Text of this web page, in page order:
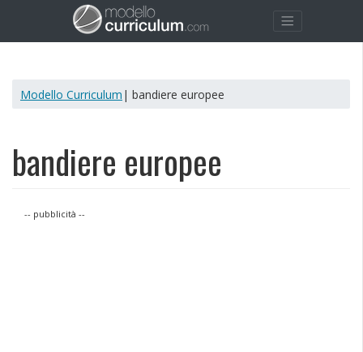
Modello Curriculum | bandiere europee
bandiere europee
-- pubblicità --